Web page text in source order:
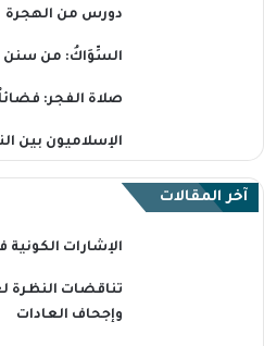
دورس من الهجرة
السِّوَاكُ: من سنن
صلاة الفجر:
الإسلاميون بين
آخر المقالات
الإشارات
تناقضات النظرة
وإجحاف العادات